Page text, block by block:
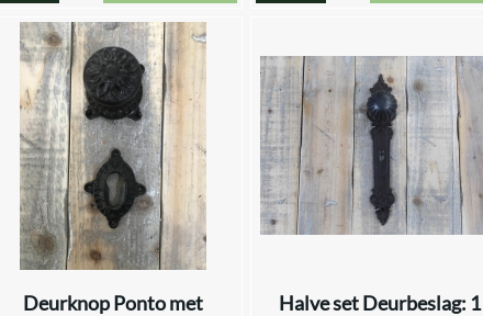
Deurknop Ponto met Halve set Deurbeslag: 1